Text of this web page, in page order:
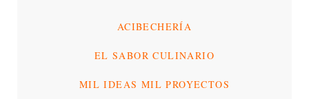
ACIBECHERÍA
EL SABOR CULINARIO
MIL IDEAS MIL PROYECTOS